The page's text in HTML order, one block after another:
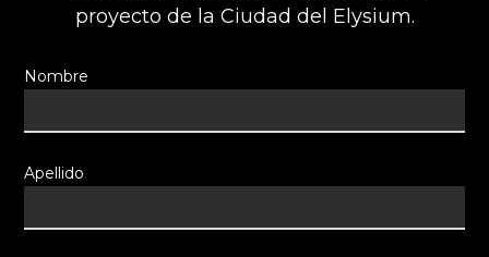
proyecto de la Ciudad del Elysium.
Nombre
Apellido